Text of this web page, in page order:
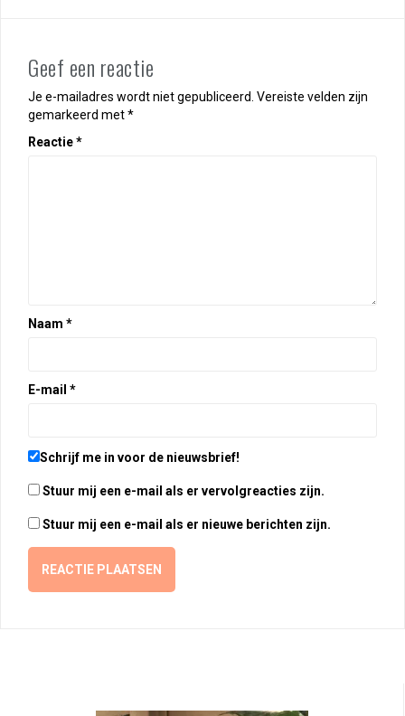
Geef een reactie
Je e-mailadres wordt niet gepubliceerd. Vereiste velden zijn
gemarkeerd met*
Reactie*
Naam *
E-mail *
Schrijf me in voor de nieuwsbrief!
Stuur mij een e-mail als er vervolgreacties zijn.
Stuur mij een e-mail als er nieuwe berichten zijn.